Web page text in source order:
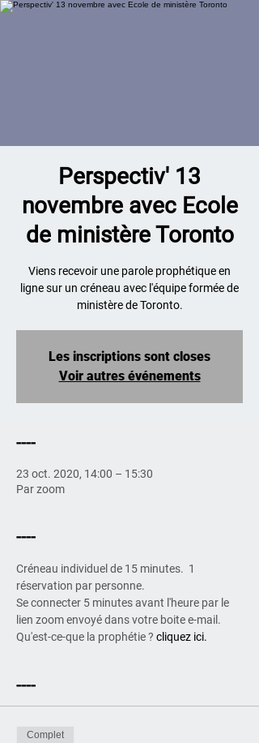
Perspectiv' 13
novembre avec Ecole
de ministère Toronto
Viens recevoir une parole prophétique en
ligne sur un créneau avec l'équipe formée de
ministère de Toronto.
Les inscriptions sont closes
Voir autres événements
----
23 oct. 2020, 14:00 – 15:30
Par zoom
----
Créneau individuel de 15 minutes.  1
réservation par personne.
Se connecter 5 minutes avant l'heure par le
lien zoom envoyé dans votre boite e-mail.
Qu'est-ce-que la prophétie ? cliquez ici.
----
Complet